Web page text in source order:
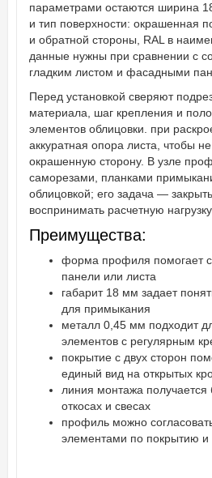
параметрами остаются ширина
и тип поверхности: окрашенная
и обратной стороны, RAL в
данные нужны при сравнении с
гладким листом и фасадными
Перед установкой сверяют
материала, шаг крепления и
элементов облицовки. при
аккуратная опора листа, чтобы
окрашенную сторону. В узле
саморезами, планками
облицовкой; его задача —
воспринимать расчетную
Преимущества:
форма профиля помогает
панели или листа
габарит 18 мм задает
для примыкания
металл 0,45 мм подходит
элементов с регулярным
покрытие с двух сторон
единый вид на открытых
линия монтажа получается
откосах и свесах
профиль можно
элементами по покрытию и